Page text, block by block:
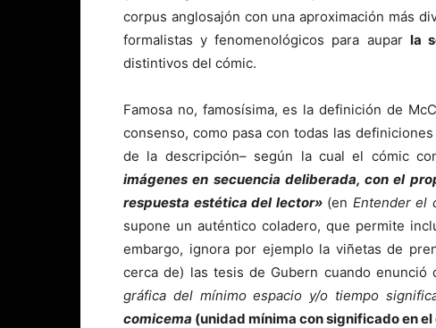
corpus anglosajón con una aproximación más
formalistas y fenomenológicos para aupar la
distintivos del cómic.
Famosa no, famosísima, es la definición de
consenso, como pasa con todas las
de la descripción– según la cual el cómic
imágenes en secuencia deliberada, con el
respuesta estética del lector»(en Entender el
supone un auténtico coladero, que permite
embargo, ignora por ejemplo la viñetas de
cerca de) las tesis de Gubern cuando enunció
gráfica del mínimo espacio y/o tiempo
comicema (unidad mínima con significado en